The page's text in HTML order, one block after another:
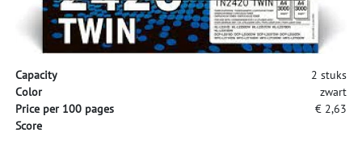
Capacity
2 stuks
Color
zwart
Price per 100 pages
€ 2,63
Score